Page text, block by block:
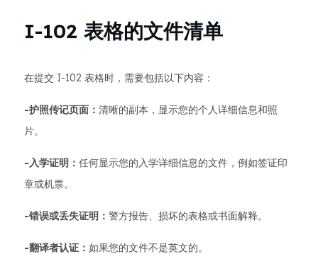
I-102 表格的文件清单
在提交 I-102 表格时，需要包括以下内容：
-护照传记页面： 清晰的副本，显示您的个人详细信息和照
片。
-入学证明： 任何显示您的入学详细信息的文件，例如签证印
章或机票。
-错误或丢失证明： 警方报告、损坏的表格或书面解释。
-翻译者认证： 如果您的文件不是英文的。